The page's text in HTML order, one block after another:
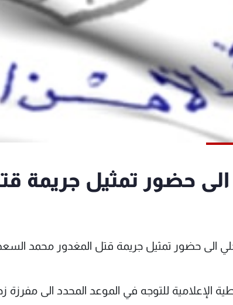
الى حضور تمثيل جريمة
الى حضور تمثيل جريمة قتل المغدور محمد
الإعلامية للتوجه في الموعد المحدد الى مفرزة